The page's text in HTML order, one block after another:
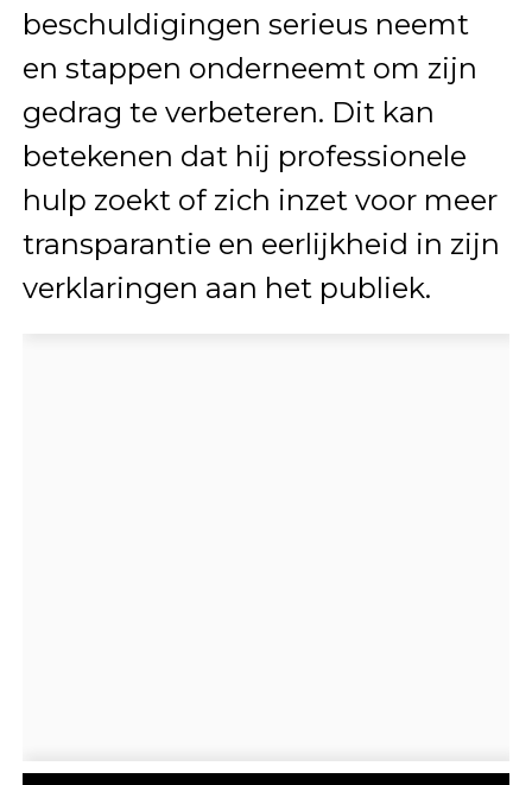
beschuldigingen serieus neemt
en stappen onderneemt om zijn
gedrag te verbeteren. Dit kan
betekenen dat hij professionele
hulp zoekt of zich inzet voor meer
transparantie en eerlijkheid in zijn
verklaringen aan het publiek.